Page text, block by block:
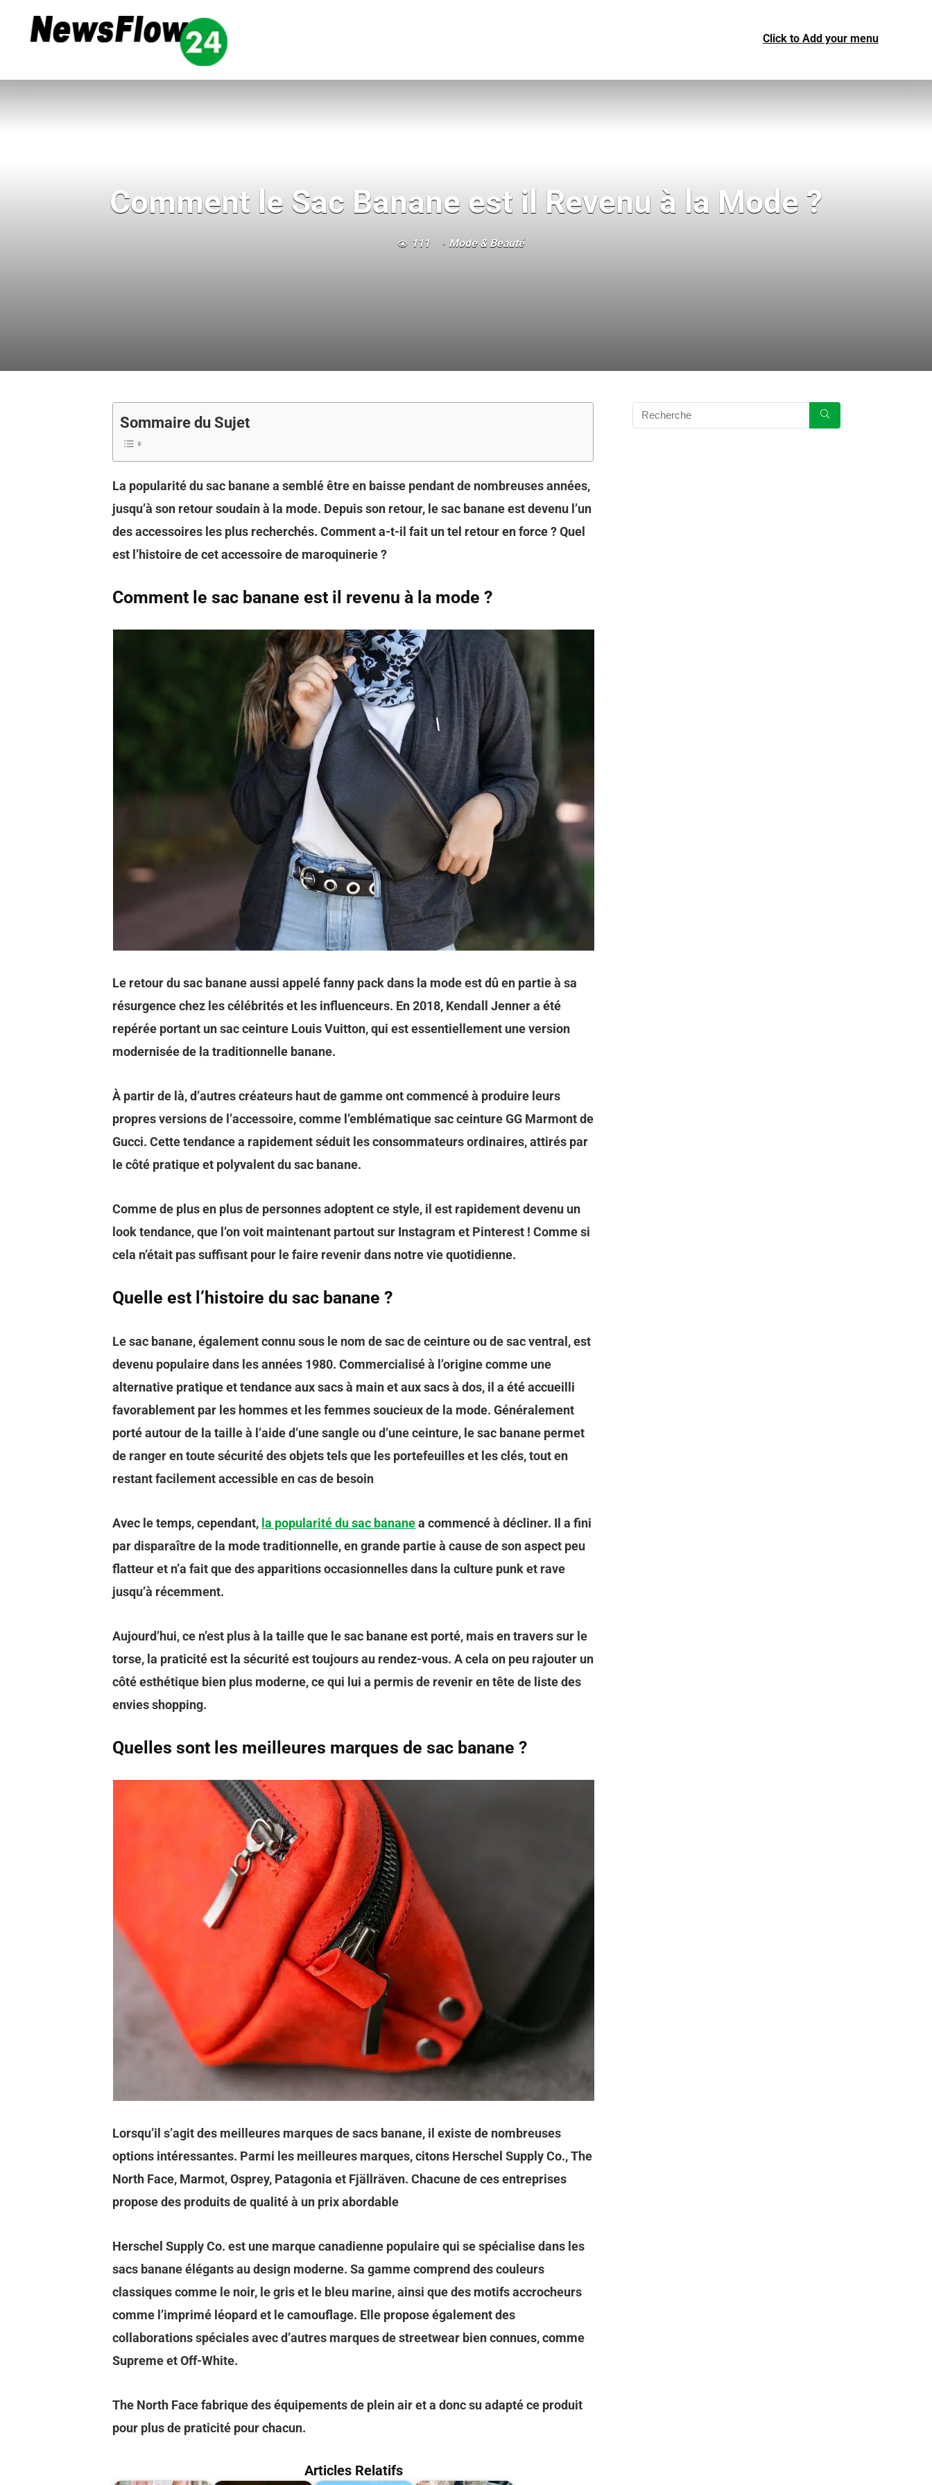
Click to Add your menu
Comment le Sac Banane est il Revenu à la Mode ?
111 Mode & Beauté
Sommaire du Sujet
La popularité du sac banane a semblé être en baisse pendant de nombreuses années,
jusqu’à son retour soudain à la mode. Depuis son retour, le sac banane est devenu l’un
des accessoires les plus recherchés. Comment a-t-il fait un tel retour en force ? Quel
est l’histoire de cet accessoire de maroquinerie ?
Comment le sac banane est il revenu à la mode ?
Le retour du sac banane aussi appelé fanny pack dans la mode est dû en partie à sa
résurgence chez les célébrités et les influenceurs. En 2018, Kendall Jenner a été
repérée portant un sac ceinture Louis Vuitton, qui est essentiellement une version
modernisée de la traditionnelle banane.
À partir de là, d’autres créateurs haut de gamme ont commencé à produire leurs
propres versions de l’accessoire, comme l’emblématique sac ceinture GG Marmont de
Gucci. Cette tendance a rapidement séduit les consommateurs ordinaires, attirés par
le côté pratique et polyvalent du sac banane.
Comme de plus en plus de personnes adoptent ce style, il est rapidement devenu un
look tendance, que l’on voit maintenant partout sur Instagram et Pinterest ! Comme si
cela n’était pas suffisant pour le faire revenir dans notre vie quotidienne.
Quelle est l’histoire du sac banane ?
Le sac banane, également connu sous le nom de sac de ceinture ou de sac ventral, est
devenu populaire dans les années 1980. Commercialisé à l’origine comme une
alternative pratique et tendance aux sacs à main et aux sacs à dos, il a été accueilli
favorablement par les hommes et les femmes soucieux de la mode. Généralement
porté autour de la taille à l’aide d’une sangle ou d’une ceinture, le sac banane permet
de ranger en toute sécurité des objets tels que les portefeuilles et les clés, tout en
restant facilement accessible en cas de besoin
Avec le temps, cependant, la popularité du sac bananea commencé à décliner. Il a fini
par disparaître de la mode traditionnelle, en grande partie à cause de son aspect peu
flatteur et n’a fait que des apparitions occasionnelles dans la culture punk et rave
jusqu’à récemment.
Aujourd’hui, ce n’est plus à la taille que le sac banane est porté, mais en travers sur le
torse, la praticité est la sécurité est toujours au rendez-vous. A cela on peu rajouter un
côté esthétique bien plus moderne, ce qui lui a permis de revenir en tête de liste des
envies shopping.
Quelles sont les meilleures marques de sac banane ?
Lorsqu’il s’agit des meilleures marques de sacs banane, il existe de nombreuses
options intéressantes. Parmi les meilleures marques, citons Herschel Supply Co., The
North Face, Marmot, Osprey, Patagonia et Fjällräven. Chacune de ces entreprises
propose des produits de qualité à un prix abordable
Herschel Supply Co. est une marque canadienne populaire qui se spécialise dans les
sacs banane élégants au design moderne. Sa gamme comprend des couleurs
classiques comme le noir, le gris et le bleu marine, ainsi que des motifs accrocheurs
comme l’imprimé léopard et le camouflage. Elle propose également des
collaborations spéciales avec d’autres marques de streetwear bien connues, comme
Supreme et Off-White.
The North Face fabrique des équipements de plein air et a donc su adapté ce produit
pour plus de praticité pour chacun.
Articles Relatifs